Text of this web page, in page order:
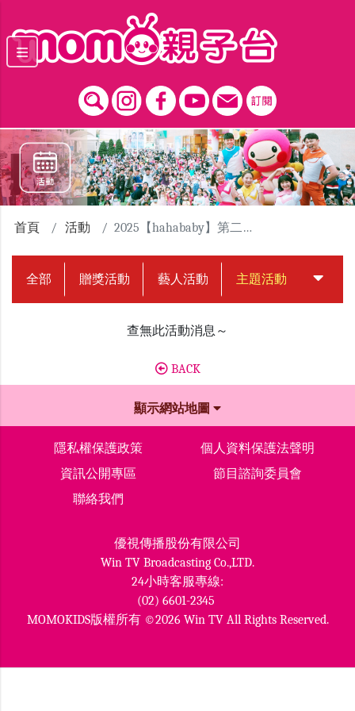
首頁 活動 2025【hahababy】第二屆擁抱點點路跑活動
全部 贈獎活動 藝人活動 主題活動 中獎名
查無此活動消息～
BACK
顯示網站地圖
隱私權保護政策
個人資料保護法聲明
資訊公開專區
節目諮詢委員會
聯絡我們
優視傳播股份有限公司
Win TV Broadcasting Co.,LTD.
24小時客服專線:
(02) 6601-2345
MOMOKIDS版權所有 ©2026 Win TV All Rights Reserved.